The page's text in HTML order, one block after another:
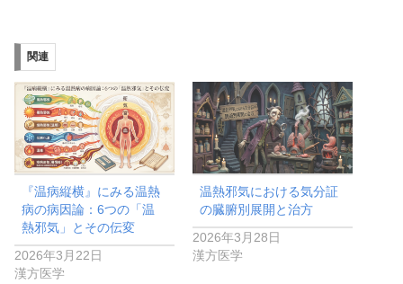
関連
『温病縦横』にみる温熱
病の病因論：6つの「温
熱邪気」とその伝変
2026年3月22日
漢方医学
温熱邪気における気分証
の臓腑別展開と治方
2026年3月28日
漢方医学